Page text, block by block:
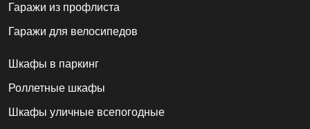
Гаражи из профлиста
Гаражи для велосипедов
Шкафы в паркинг
Роллетные шкафы
Шкафы уличные всепогодные